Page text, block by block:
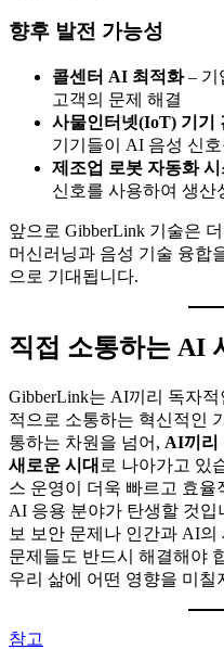
향후 발전 가능성
콜센터 AI 최적화– 기
고객의 문제 해결
사물인터넷(IoT) 기기
기기들이 AI 음성 신
제조업 로봇 자동화 시
신호를 사용하여 생산
앞으로 GibberLink 기술은
머신러닝과 음성 기술 융합
으로 기대됩니다.
직접 소통하는 AI
GibberLink는 AI끼리 독자
적으로 소통하는 혁신적인
통하는 차원을 넘어, AI끼리
새로운 시대 로 나아가고 있
스 운영이 더욱 빠르고 효
AI 응용 분야가 탄생할 것입
보 보안 문제나 인간과 AI
문제들도 반드시 해결해야
우리 삶에 어떤 영향을 미칠
참고